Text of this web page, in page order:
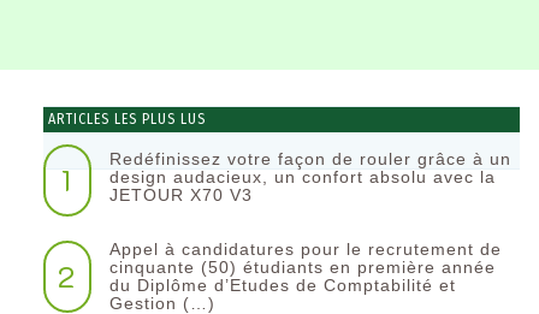
ARTICLES LES PLUS LUS
1
Redéfinissez votre façon de rouler grâce à un
design audacieux, un confort absolu avec la
JETOUR X70 V3
2
Appel à candidatures pour le recrutement de
cinquante (50) étudiants en première année
du Diplôme d’Etudes de Comptabilité et
Gestion (…)